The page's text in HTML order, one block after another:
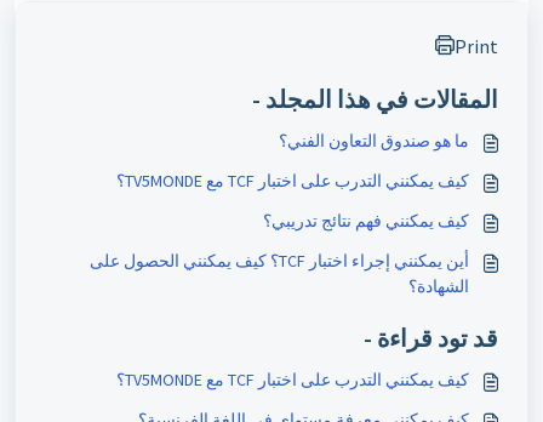
Print
المقالات في هذا المجلد -
ما هو صندوق التعاون الفني؟
كيف يمكنني التدرب على اختبار TCF مع TV5MONDE؟
كيف يمكنني فهم نتائج تدريبي؟
أين يمكنني إجراء اختبار TCF؟ كيف يمكنني الحصول على
الشهادة؟
قد تود قراءة -
كيف يمكنني التدرب على اختبار TCF مع TV5MONDE؟